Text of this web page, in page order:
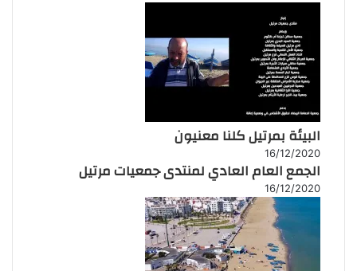
البيئة بمرتيل كلنا معنيون
16/12/2020
الجمع العام العادي لمنتدى جمعيات مرتيل
16/12/2020